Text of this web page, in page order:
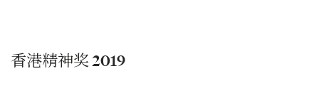
香港精神奖 2019